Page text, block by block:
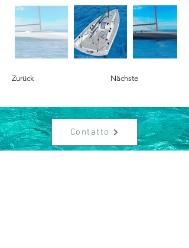
Zurück Nächste
Contatto